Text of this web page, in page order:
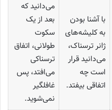
با آشنا بودن
به کلیشه‌های
ژانر ترسناک،
می‌دانید قرار
است چه
اتفاقی بیفتد.
می‌دانید که
بعد از یک
سکوت
طولانی، اتفاق
ترسناکی
می‌افتد، پس
غافلگیر
نمی‌شوید.